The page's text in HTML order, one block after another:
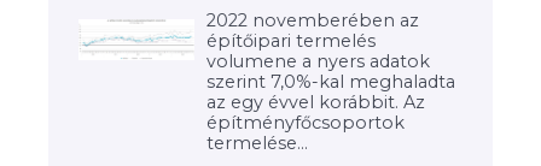
2022 novemberében az
építőipari termelés
volumene a nyers adatok
szerint 7,0%-kal meghaladta
az egy évvel korábbit. Az
építményfőcsoportok
termelése...